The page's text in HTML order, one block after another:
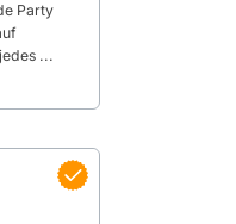
Party
...